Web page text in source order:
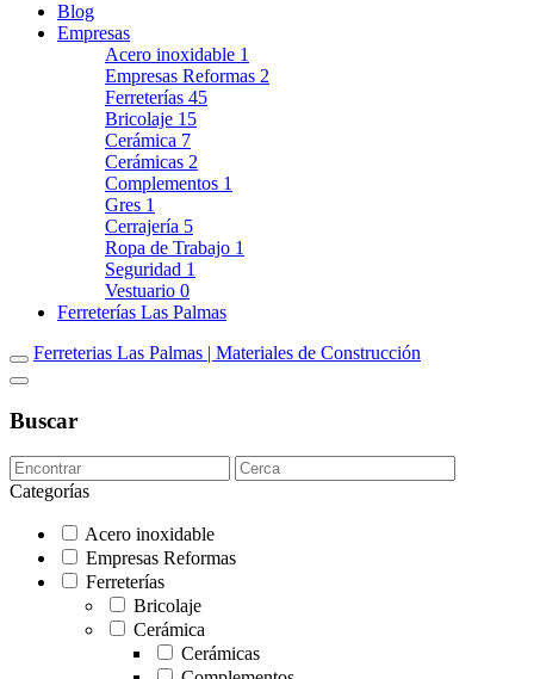
Blog
Empresas
Acero inoxidable 1
Empresas Reformas 2
Ferreterías 45
Bricolaje 15
Cerámica 7
Cerámicas 2
Complementos 1
Gres 1
Cerrajería 5
Ropa de Trabajo 1
Seguridad 1
Vestuario 0
Ferreterías Las Palmas
Ferreterias Las Palmas | Materiales de Construcción
Buscar
Categorías
Acero inoxidable
Empresas Reformas
Ferreterías
Bricolaje
Cerámica
Cerámicas